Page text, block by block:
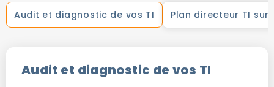
Audit et diagnostic de vos TI Plan directeur TI sur
Audit et diagnostic de vos TI